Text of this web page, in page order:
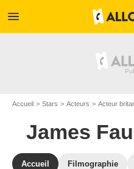
menu
Accueil Stars Acteurs Acteur
James
Accueil Filmographie